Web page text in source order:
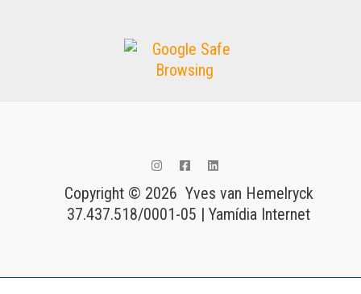
Copyright © 2026 Yves van Hemelryck
37.437.518/0001-05 | Yamídia Internet